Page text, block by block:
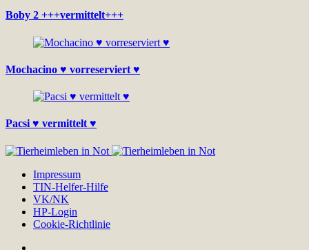
Boby 2 +++vermittelt+++
Mochacino ♥ vorreserviert ♥
Pacsi ♥ vermittelt ♥
Impressum
TIN-Helfer-Hilfe
VK/NK
HP-Login
Cookie-Richtlinie